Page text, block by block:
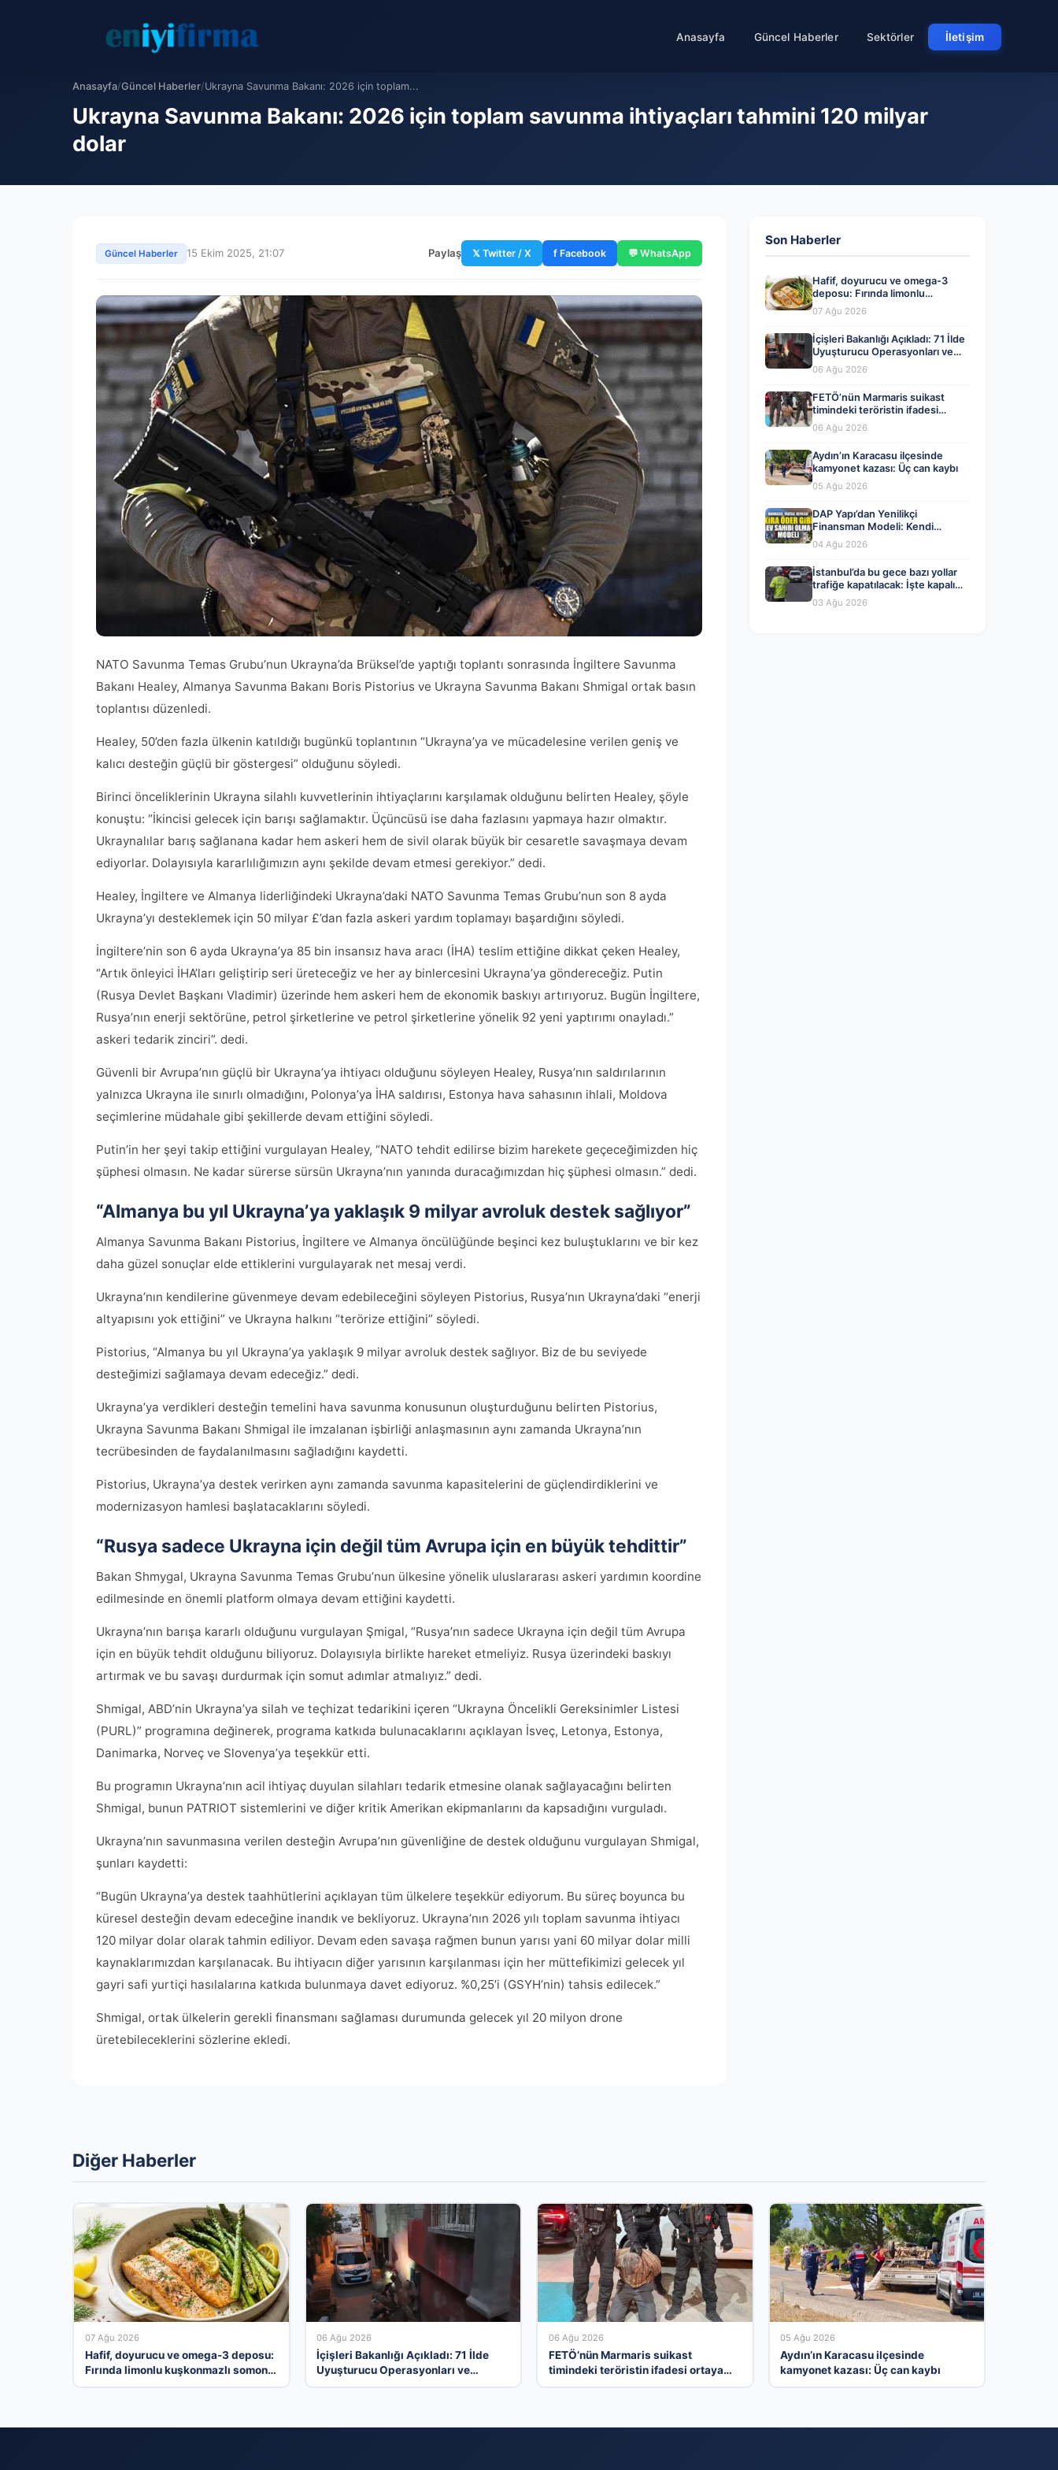
Anasayfa Güncel Haberler Sektörler İletişim
Anasayfa/Güncel Haberler/Ukrayna Savunma Bakanı: 2026 için toplam...
Ukrayna Savunma Bakanı: 2026 için toplam savunma ihtiyaçları tahmini 120 milyar
dolar
Güncel Haberler 15 Ekim 2025, 21:07 Paylaş 𝕏 Twitter / X f Facebook 💬 WhatsApp
NATO Savunma Temas Grubu’nun Ukrayna’da Brüksel’de yaptığı toplantı sonrasında İngiltere Savunma
Bakanı Healey, Almanya Savunma Bakanı Boris Pistorius ve Ukrayna Savunma Bakanı Shmigal ortak basın
toplantısı düzenledi.
Healey, 50’den fazla ülkenin katıldığı bugünkü toplantının “Ukrayna’ya ve mücadelesine verilen geniş ve
kalıcı desteğin güçlü bir göstergesi” olduğunu söyledi.
Birinci önceliklerinin Ukrayna silahlı kuvvetlerinin ihtiyaçlarını karşılamak olduğunu belirten Healey, şöyle
konuştu: “İkincisi gelecek için barışı sağlamaktır. Üçüncüsü ise daha fazlasını yapmaya hazır olmaktır.
Ukraynalılar barış sağlanana kadar hem askeri hem de sivil olarak büyük bir cesaretle savaşmaya devam
ediyorlar. Dolayısıyla kararlılığımızın aynı şekilde devam etmesi gerekiyor.” dedi.
Healey, İngiltere ve Almanya liderliğindeki Ukrayna’daki NATO Savunma Temas Grubu’nun son 8 ayda
Ukrayna’yı desteklemek için 50 milyar £’dan fazla askeri yardım toplamayı başardığını söyledi.
İngiltere’nin son 6 ayda Ukrayna’ya 85 bin insansız hava aracı (İHA) teslim ettiğine dikkat çeken Healey,
“Artık önleyici İHA’ları geliştirip seri üreteceğiz ve her ay binlercesini Ukrayna’ya göndereceğiz. Putin
(Rusya Devlet Başkanı Vladimir) üzerinde hem askeri hem de ekonomik baskıyı artırıyoruz. Bugün İngiltere,
Rusya’nın enerji sektörüne, petrol şirketlerine ve petrol şirketlerine yönelik 92 yeni yaptırımı onayladı.”
askeri tedarik zinciri”. dedi.
Güvenli bir Avrupa’nın güçlü bir Ukrayna’ya ihtiyacı olduğunu söyleyen Healey, Rusya’nın saldırılarının
yalnızca Ukrayna ile sınırlı olmadığını, Polonya’ya İHA saldırısı, Estonya hava sahasının ihlali, Moldova
seçimlerine müdahale gibi şekillerde devam ettiğini söyledi.
Putin’in her şeyi takip ettiğini vurgulayan Healey, “NATO tehdit edilirse bizim harekete geçeceğimizden hiç
şüphesi olmasın. Ne kadar sürerse sürsün Ukrayna’nın yanında duracağımızdan hiç şüphesi olmasın.” dedi.
“Almanya bu yıl Ukrayna’ya yaklaşık 9 milyar avroluk destek sağlıyor”
Almanya Savunma Bakanı Pistorius, İngiltere ve Almanya öncülüğünde beşinci kez buluştuklarını ve bir kez
daha güzel sonuçlar elde ettiklerini vurgulayarak net mesaj verdi.
Ukrayna’nın kendilerine güvenmeye devam edebileceğini söyleyen Pistorius, Rusya’nın Ukrayna’daki “enerji
altyapısını yok ettiğini” ve Ukrayna halkını “terörize ettiğini” söyledi.
Pistorius, “Almanya bu yıl Ukrayna’ya yaklaşık 9 milyar avroluk destek sağlıyor. Biz de bu seviyede
desteğimizi sağlamaya devam edeceğiz.” dedi.
Ukrayna’ya verdikleri desteğin temelini hava savunma konusunun oluşturduğunu belirten Pistorius,
Ukrayna Savunma Bakanı Shmigal ile imzalanan işbirliği anlaşmasının aynı zamanda Ukrayna’nın
tecrübesinden de faydalanılmasını sağladığını kaydetti.
Pistorius, Ukrayna’ya destek verirken aynı zamanda savunma kapasitelerini de güçlendirdiklerini ve
modernizasyon hamlesi başlatacaklarını söyledi.
“Rusya sadece Ukrayna için değil tüm Avrupa için en büyük tehdittir”
Bakan Shmygal, Ukrayna Savunma Temas Grubu’nun ülkesine yönelik uluslararası askeri yardımın koordine
edilmesinde en önemli platform olmaya devam ettiğini kaydetti.
Ukrayna’nın barışa kararlı olduğunu vurgulayan Şmigal, “Rusya’nın sadece Ukrayna için değil tüm Avrupa
için en büyük tehdit olduğunu biliyoruz. Dolayısıyla birlikte hareket etmeliyiz. Rusya üzerindeki baskıyı
artırmak ve bu savaşı durdurmak için somut adımlar atmalıyız.” dedi.
Shmigal, ABD’nin Ukrayna’ya silah ve teçhizat tedarikini içeren “Ukrayna Öncelikli Gereksinimler Listesi
(PURL)” programına değinerek, programa katkıda bulunacaklarını açıklayan İsveç, Letonya, Estonya,
Danimarka, Norveç ve Slovenya’ya teşekkür etti.
Bu programın Ukrayna’nın acil ihtiyaç duyulan silahları tedarik etmesine olanak sağlayacağını belirten
Shmigal, bunun PATRIOT sistemlerini ve diğer kritik Amerikan ekipmanlarını da kapsadığını vurguladı.
Ukrayna’nın savunmasına verilen desteğin Avrupa’nın güvenliğine de destek olduğunu vurgulayan Shmigal,
şunları kaydetti:
“Bugün Ukrayna’ya destek taahhütlerini açıklayan tüm ülkelere teşekkür ediyorum. Bu süreç boyunca bu
küresel desteğin devam edeceğine inandık ve bekliyoruz. Ukrayna’nın 2026 yılı toplam savunma ihtiyacı
120 milyar dolar olarak tahmin ediliyor. Devam eden savaşa rağmen bunun yarısı yani 60 milyar dolar milli
kaynaklarımızdan karşılanacak. Bu ihtiyacın diğer yarısının karşılanması için her müttefikimizi gelecek yıl
gayri safi yurtiçi hasılalarına katkıda bulunmaya davet ediyoruz. %0,25’i (GSYH’nin) tahsis edilecek.”
Shmigal, ortak ülkelerin gerekli finansmanı sağlaması durumunda gelecek yıl 20 milyon drone
üretebileceklerini sözlerine ekledi.
Son Haberler
Hafif, doyurucu ve omega-3
deposu: Fırında limonlu
kuşkonmazlı somon tarifi…
07 Ağu 2026
İçişleri Bakanlığı Açıkladı: 71 İlde
Uyuşturucu Operasyonları ve
Tutuklamalar
06 Ağu 2026
FETÖ’nün Marmaris suikast
timindeki teröristin ifadesi
ortaya çıktı. Gizli toplantıyı
anlattı
06 Ağu 2026
Aydın’ın Karacasu ilçesinde
kamyonet kazası: Üç can kaybı
05 Ağu 2026
DAP Yapı’dan Yenilikçi
Finansman Modeli: Kendi
Kendini Ödeyen Evler Ataşehir
173’te Başladı
04 Ağu 2026
İstanbul’da bu gece bazı yollar
trafiğe kapatılacak: İşte kapalı
yollar ve alternatif güzergahlar
03 Ağu 2026
Diğer Haberler
07 Ağu 2026
Hafif, doyurucu ve omega-3 deposu:
Fırında limonlu kuşkonmazlı somon
06 Ağu 2026
İçişleri Bakanlığı Açıkladı: 71 İlde
Uyuşturucu Operasyonları ve
06 Ağu 2026
FETÖ’nün Marmaris suikast
timindeki teröristin ifadesi ortaya
05 Ağu 2026
Aydın’ın Karacasu ilçesinde
kamyonet kazası: Üç can kaybı